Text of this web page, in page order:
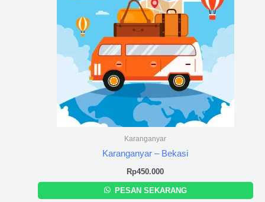
Karanganyar
Karanganyar – Bekasi
Rp450.000
PESAN SEKARANG